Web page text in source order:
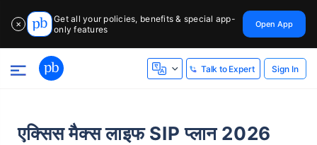
✕
Get all your policies, benefits & special app-
only features
Open App
Talk to Expert Sign In
एक्सिस मैक्स लाइफ SIP प्लान 2026